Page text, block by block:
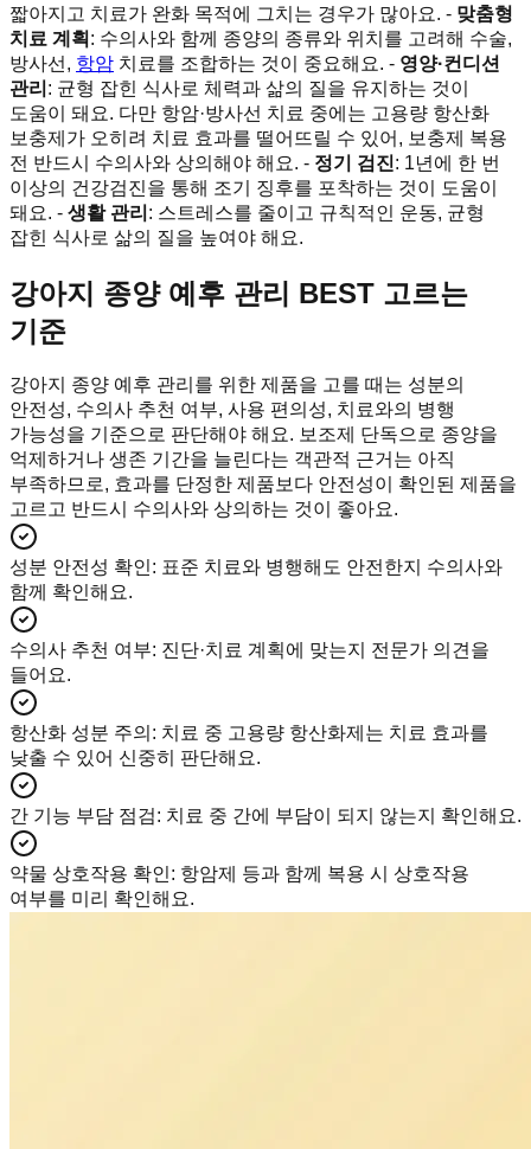
짧아지고 치료가 완화 목적에 그치는 경우가 많아요. - 맞춤형
치료 계획 : 수의사와 함께 종양의 종류와 위치를 고려해 수술,
방사선, 항암 치료를 조합하는 것이 중요해요. - 영양·컨디션
관리 : 균형 잡힌 식사로 체력과 삶의 질을 유지하는 것이
도움이 돼요. 다만 항암·방사선 치료 중에는 고용량 항산화
보충제가 오히려 치료 효과를 떨어뜨릴 수 있어, 보충제 복용
전 반드시 수의사와 상의해야 해요. - 정기 검진: 1년에 한 번
이상의 건강검진을 통해 조기 징후를 포착하는 것이 도움이
돼요. - 생활 관리 : 스트레스를 줄이고 규칙적인 운동, 균형
잡힌 식사로 삶의 질을 높여야 해요.
강아지 종양 예후 관리 BEST 고르는
기준
강아지 종양 예후 관리를 위한 제품을 고를 때는 성분의
안전성, 수의사 추천 여부, 사용 편의성, 치료와의 병행
가능성을 기준으로 판단해야 해요. 보조제 단독으로 종양을
억제하거나 생존 기간을 늘린다는 객관적 근거는 아직
부족하므로, 효과를 단정한 제품보다 안전성이 확인된 제품을
고르고 반드시 수의사와 상의하는 것이 좋아요.
성분 안전성 확인: 표준 치료와 병행해도 안전한지 수의사와
함께 확인해요.
수의사 추천 여부: 진단·치료 계획에 맞는지 전문가 의견을
들어요.
항산화 성분 주의 : 치료 중 고용량 항산화제는 치료 효과를
낮출 수 있어 신중히 판단해요.
간 기능 부담 점검: 치료 중 간에 부담이 되지 않는지 확인해요.
약물 상호작용 확인: 항암제 등과 함께 복용 시 상호작용
여부를 미리 확인해요.